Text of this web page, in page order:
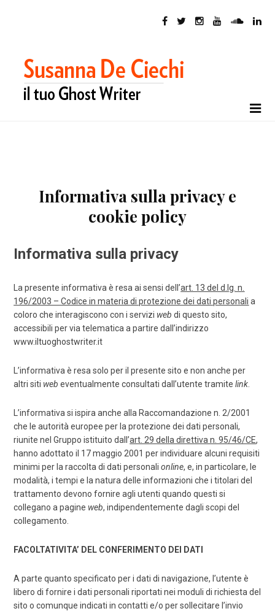
Informativa sulla privacy e
cookie policy
Informativa sulla privacy
La presente informativa è resa ai sensi dell’art. 13 del d.lg. n.
196/2003 – Codice in materia di protezione dei dati personali a
coloro che interagiscono con i servizi web di questo sito,
accessibili per via telematica a partire dall’indirizzo
www.iltuoghostwriter.it
L’informativa è resa solo per il presente sito e non anche per
altri siti web eventualmente consultati dall’utente tramitelink
L’informativa si ispira anche alla Raccomandazione n. 2/2001
che le autorità europee per la protezione dei dati personali,
riunite nel Gruppo istituito dall’art. 29 della direttiva n. 95/46/CE,
hanno adottato il 17 maggio 2001 per individuare alcuni requisiti
minimi per la raccolta di dati personalionline, e, in particolare, le
modalità, i tempi e la natura delle informazioni che i titolari del
trattamento devono fornire agli utenti quando questi si
collegano a pagine web, indipendentemente dagli scopi del
collegamento.
FACOLTATIVITA’ DEL CONFERIMENTO DEI DATI
A parte quanto specificato per i dati di navigazione, l’utente è
libero di fornire i dati personali riportati nei moduli di richiesta del
sito o comunque indicati in contatti e/o per sollecitare l’invio